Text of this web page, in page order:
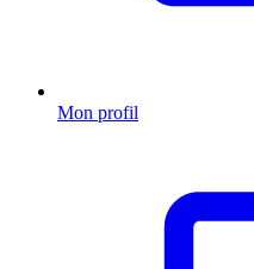
Mon profil